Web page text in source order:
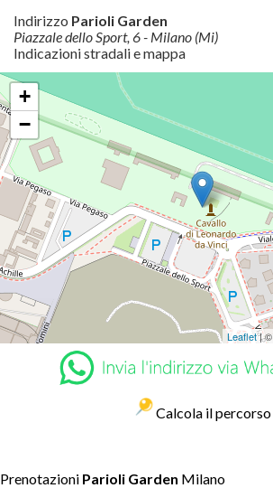
Indirizzo Parioli Garden
Piazzale dello Sport, 6 - Milano (Mi)
Indicazioni stradali e mappa
+
−
Leaflet| ©
Calcola il percorso
Prenotazioni Parioli Garden Milano